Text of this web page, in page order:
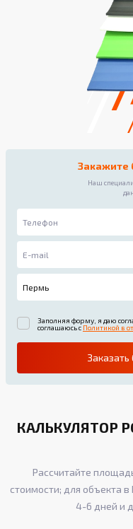
Закажите
Наш
Заполняя форму, я даю
соглашаюсь с Политикой в
КАЛЬКУЛЯТОР
Рассчитайте
стоимости; для объекта
4-6 дней и